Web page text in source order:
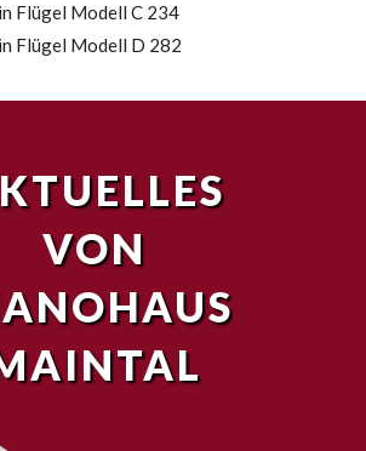
Flügel Modell C 234
Flügel Modell D 282
VON